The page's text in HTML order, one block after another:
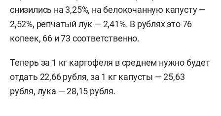
снизились на 3,25%, на белокочанную капусту —
2,52%, репчатый лук — 2,41%. В рублях это 76
копеек, 66 и 73 соответственно.
Теперь за 1 кг картофеля в среднем нужно будет
отдать 22,66 рубля, за 1 кг капусты — 25,63
рубля, лука — 28,15 рубля.